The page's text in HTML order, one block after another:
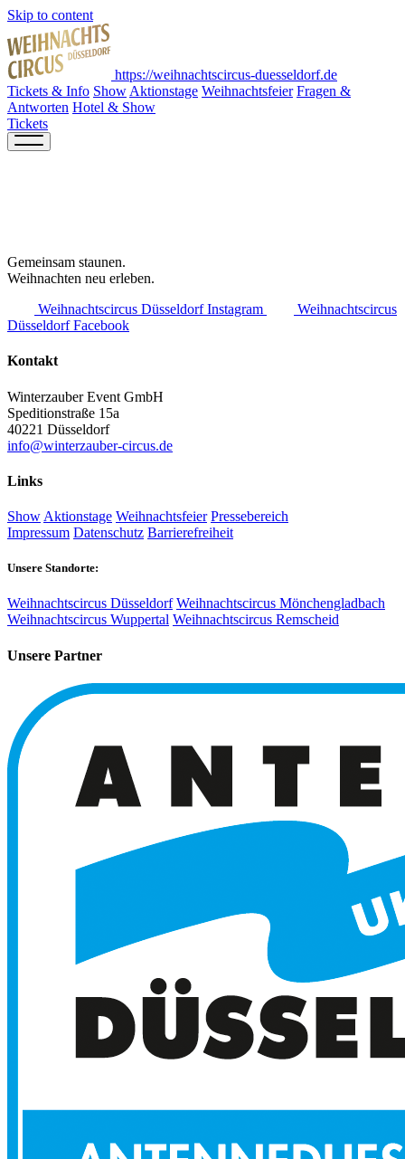
Skip to content
https://weihnachtscircus-duesseldorf.de
Tickets & Info Show Aktionstage Weihnachtsfeier Fragen &
Antworten Hotel & Show
Tickets
Gemeinsam staunen.
Weihnachten neu erleben.
Weihnachtscircus Düsseldorf Instagram
Weihnachtscircus
Düsseldorf Facebook
Kontakt
Winterzauber Event GmbH
Speditionstraße 15a
40221 Düsseldorf
info@winterzauber-circus.de
Links
Show Aktionstage Weihnachtsfeier Pressebereich
Impressum Datenschutz Barrierefreiheit
Unsere Standorte:
Weihnachtscircus Düsseldorf Weihnachtscircus Mönchengladbach
Weihnachtscircus Wuppertal Weihnachtscircus Remscheid
Unsere Partner